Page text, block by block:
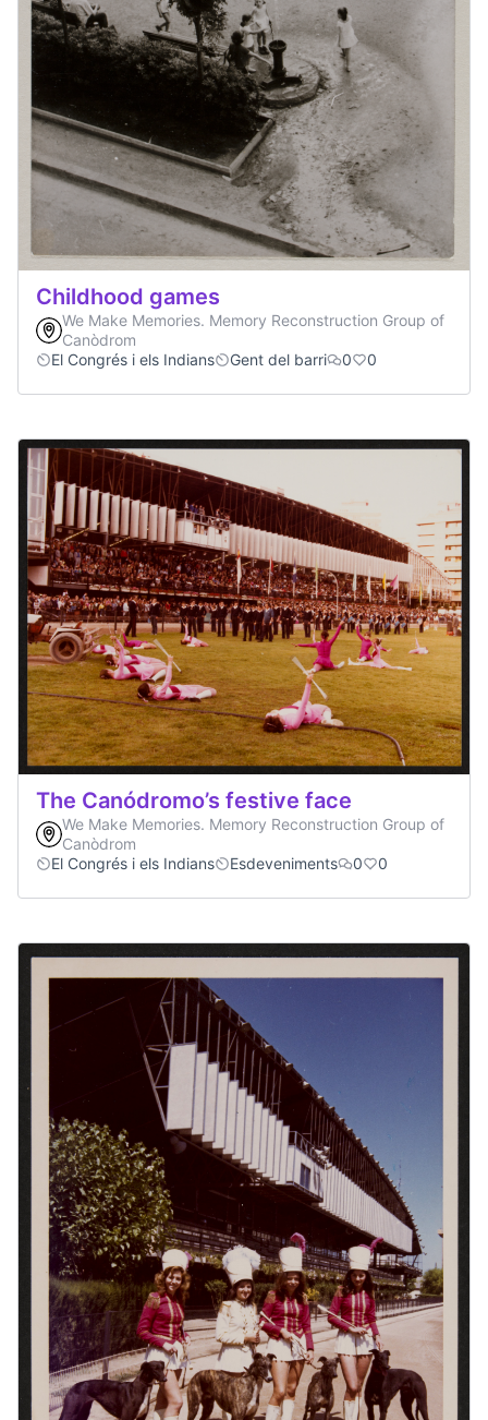
Childhood games
We Make Memories. Memory Reconstruction Group of
Canòdrom
El Congrés i els Indians
Gent del barri 0 0
The Canódromo’s festive face
We Make Memories. Memory Reconstruction Group of
Canòdrom
El Congrés i els Indians
Esdeveniments 0 0